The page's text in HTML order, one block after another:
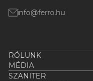
info@ferro.hu
RÓLUNK
MÉDIA
SZANITER